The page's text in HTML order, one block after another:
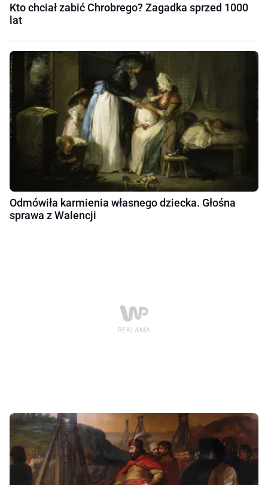
Kto chciał zabić Chrobrego? Zagadka sprzed 1000
lat
Odmówiła karmienia własnego dziecka. Głośna
sprawa z Walencji